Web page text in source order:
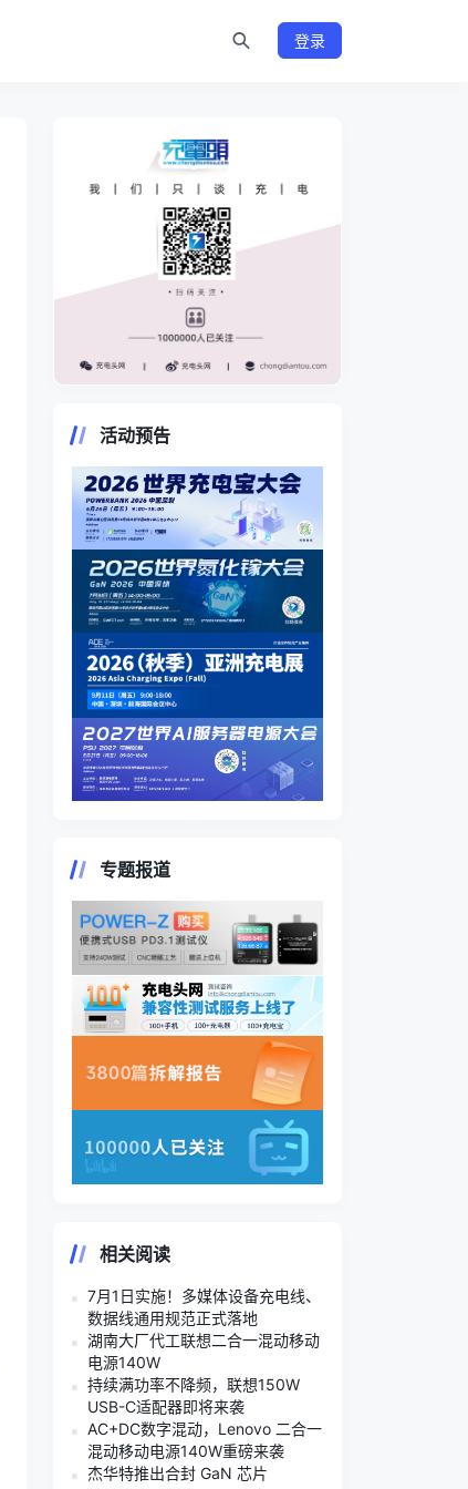
登录
活动预告
专题报道
相关阅读
7月1日实施！多媒体设备充电线、
数据线通用规范正式落地
湖南大厂代工联想二合一混动移动
电源140W
持续满功率不降频，联想150W
USB-C适配器即将来袭
AC+DC数字混动，Lenovo 二合一
混动移动电源140W重磅来袭
杰华特推出合封 GaN 芯片